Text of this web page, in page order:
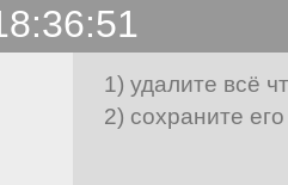
1) удалите всё
2) сохраните